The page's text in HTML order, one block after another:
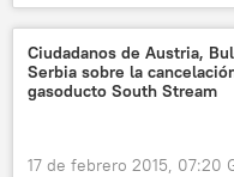
Internacional
Austria
South
Ciudadanos de Austria,
Serbia sobre la
gasoducto South Stream
17 de febrero 2015, 07:20